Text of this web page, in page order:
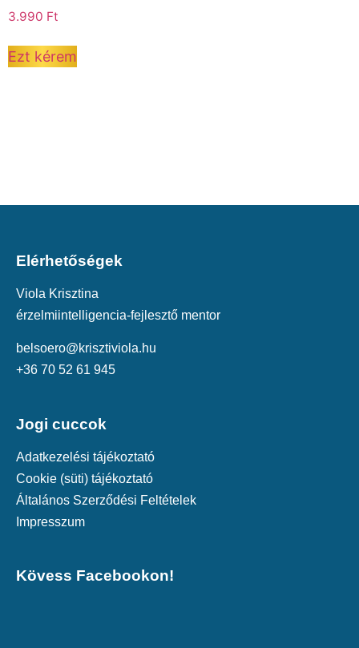
3.990 Ft
Ezt kérem
Elérhetőségek
Viola Krisztina
érzelmiintelligencia-fejlesztő mentor
belsoero@krisztiviola.hu
+36 70 52 61 945
Jogi cuccok
Adatkezelési tájékoztató
Cookie (süti) tájékoztató
Általános Szerződési Feltételek
Impresszum
Kövess Facebookon!